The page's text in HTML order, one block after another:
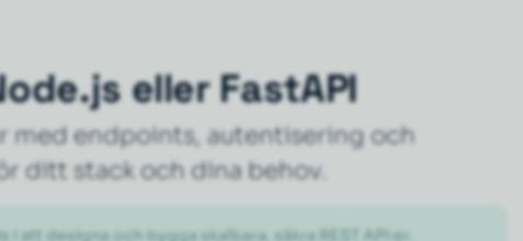
eller FastAPI
med endpoints, autentisering och
ditt stack och dina behov.
designa och bygga skalbara, säkra REST API:er.